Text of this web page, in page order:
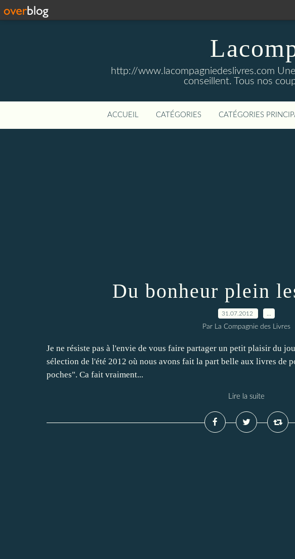
http://www.lacompagniedeslivres.com
conseillent. Tous nos
ACCUEIL CATÉGORIES CATÉGORIES
Du bonheur plein
31.07.2012
Par La Compagnie des Livres
Je ne résiste pas à l'envie de vous faire partager un petit plaisir du
sélection de l'été 2012 où nous avons fait la part belle aux livres de
poches". Ca fait vraiment...
Lire la suite